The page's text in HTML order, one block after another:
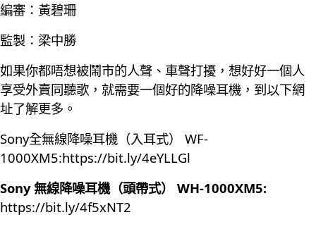
編審：黃碧珊
監製：梁中勝
如果你都唔想被鬧市的人聲、車聲打擾，想好好一個人
享受外賣同聽歌，就需要一個好的降噪耳機，到以下網
址了解更多。
Sony全無線降噪耳機（入耳式） WF-
1000XM5:https://bit.ly/4eYLLGl
Sony 無線降噪耳機（頭帶式） WH-1000XM5:
https://bit.ly/4f5xNT2